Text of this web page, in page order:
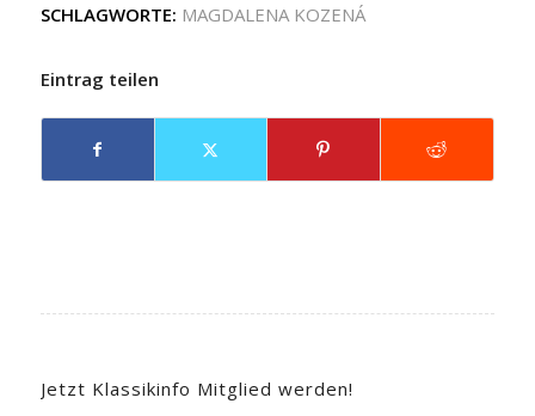
SCHLAGWORTE: MAGDALENA KOZENÁ
Eintrag teilen
Jetzt Klassikinfo Mitglied werden!